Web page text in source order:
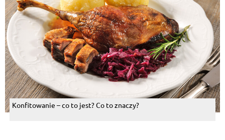
Konfitowanie – co to jest? Co to znaczy?